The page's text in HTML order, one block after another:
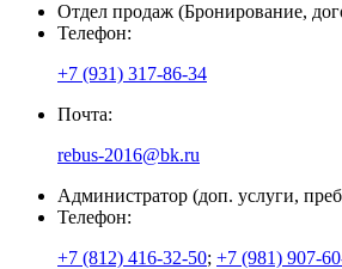
Отдел продаж (Бронирование,
Телефон:
+7 (931) 317-86-34
Почта:
rebus-2016@bk.ru
Администратор (доп. услуги,
Телефон:
+7 (812) 416-32-50; +7 (981) 907-